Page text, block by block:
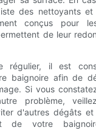
des nettoyants
conçus pour
de leur
régulier, il est
baignoire afin de
Si vous
problème,
d'autres dégâts
de votre